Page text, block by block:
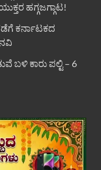
ಹಗ್ಗಜಗ್ಗಾಟ!
ಕರ್ನಾಟಕದ
ಬಳಿ ಕಾರು ಪಲ್ಟಿ – 6